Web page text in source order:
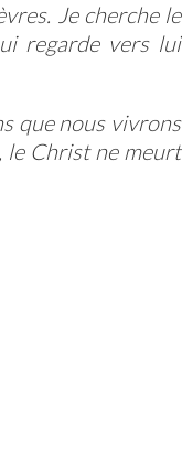
Je cherche le
regarde vers lui
que nous vivrons
le Christ ne meurt